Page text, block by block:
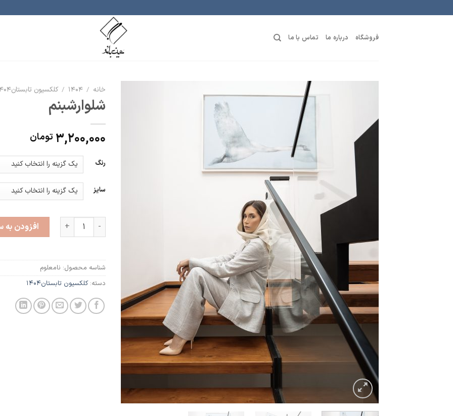
به
فروشگاه درباره ما تماس با ما
خانه / ۱۴۰۴ / کلکسیون تابستان1404
شلوارشبنم
3,200,000 تومان
رنگ
سایز
شلوارشبنم عدد افزودن به
شناسه محصول: نامعلوم
دسته:کلکسیون تابستان1404